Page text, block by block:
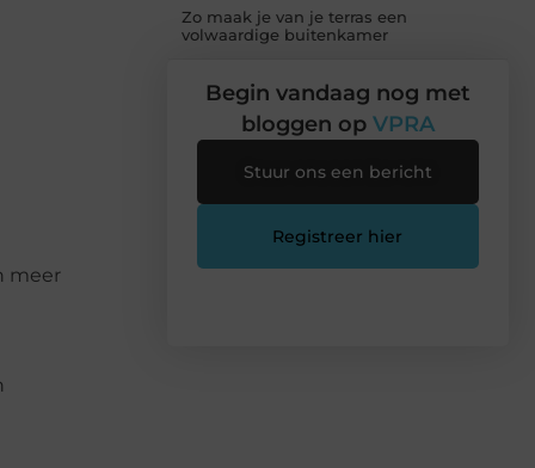
meer
Zo maak je van je terras een
volwaardige buitenkamer
Begin vandaag nog met
bloggen op VPRA
Stuur ons een bericht
Registreer hier